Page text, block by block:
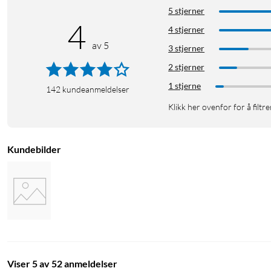
4 av 5
142 kundeanmeldelser
5 stjerner
4 stjerner
3 stjerner
2 stjerner
1 stjerne
Klikk her ovenfor for å
Kundebilder
Viser 5 av 52 anmeldelser